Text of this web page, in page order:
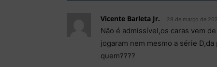
Vicente Barleta Jr. 28 de março de
Não é admissível,os caras vem
jogaram nem mesmo a série
quem????